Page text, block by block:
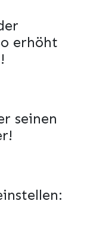
erhöht
seinen